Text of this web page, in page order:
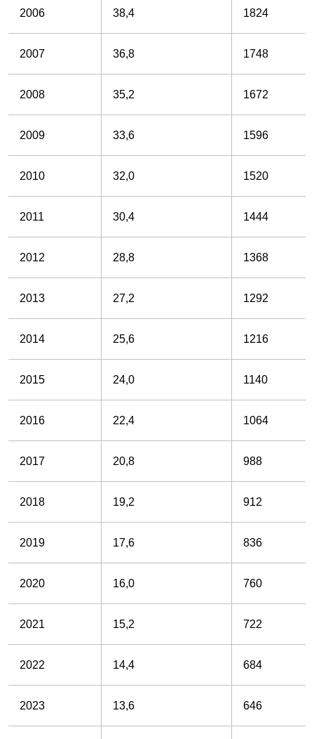
2006 38,4 1824
2007 36,8 1748
2008 35,2 1672
2009 33,6 1596
2010 32,0 1520
2011 30,4 1444
2012 28,8 1368
2013 27,2 1292
2014 25,6 1216
2015 24,0 1140
2016 22,4 1064
2017 20,8 988
2018 19,2 912
2019 17,6 836
2020 16,0 760
2021 15,2 722
2022 14,4 684
2023 13,6 646